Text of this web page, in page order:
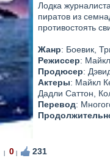
Лодка
пиратов из
противостоять
Жанр: Боевик,
Режиссер:
Продюсер:
Актеры: Майкл
Дадли Саттон,
Перевод:
0 231